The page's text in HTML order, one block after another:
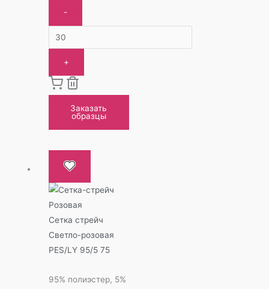
-
+
Заказать
образцы
Сетка стрейч
Светло-розовая
PES/LY 95/5 75
95% полиэстер, 5%